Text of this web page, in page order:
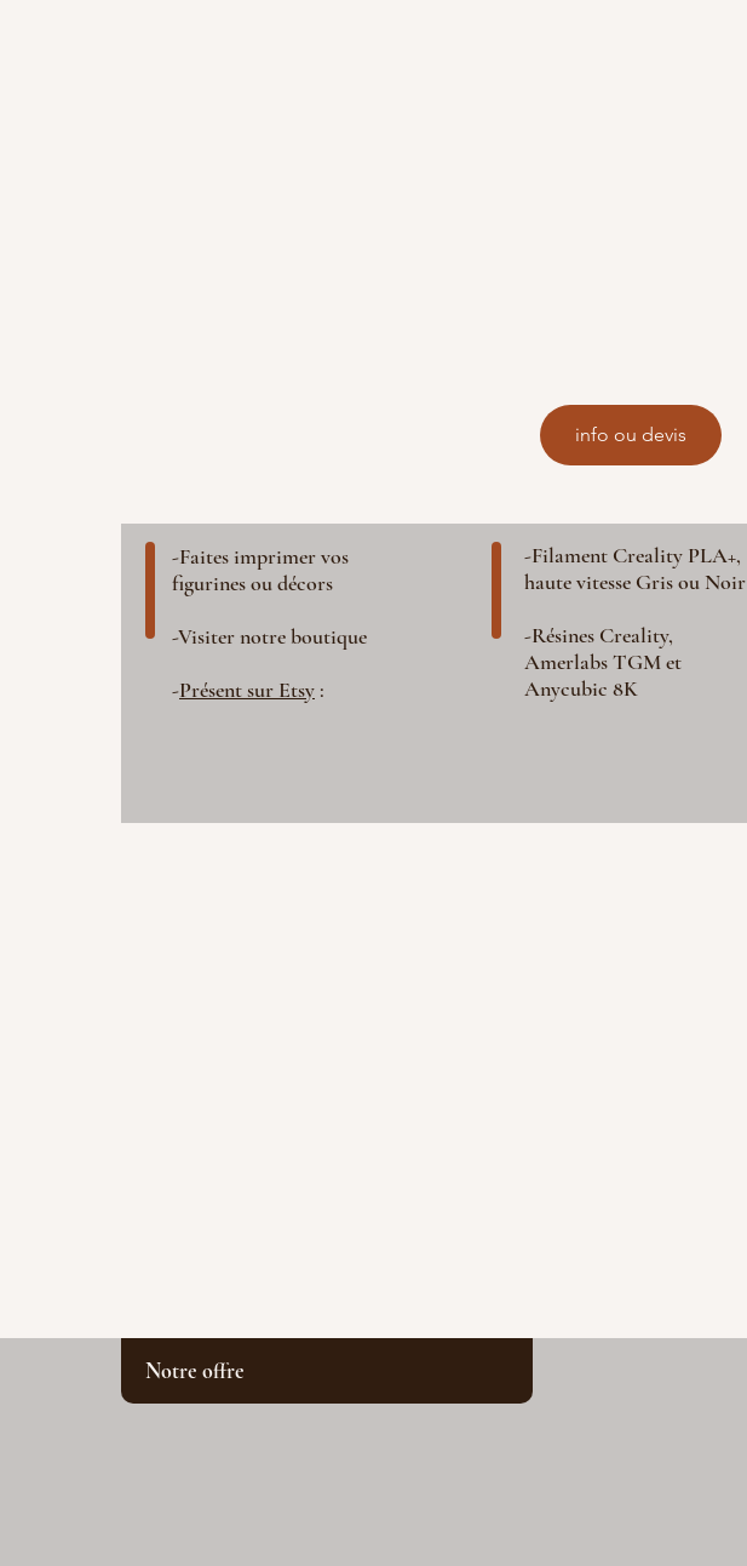
info ou devis
-Faites imprimer vos
figurines ou décors
-Visiter notre boutique
-Présent sur Etsy :
-Filament Creality PLA+,
haute vitesse Gris ou Noir
-Résines Creality,
Amerlabs TGM et
Anycubic 8K
Notre offre